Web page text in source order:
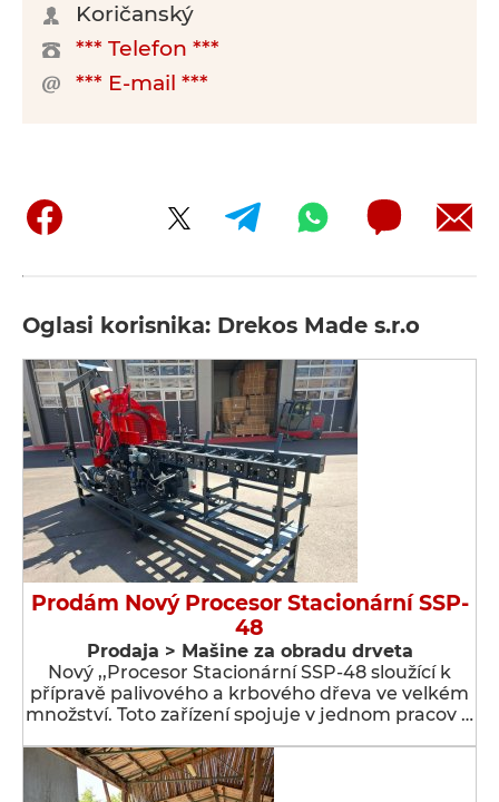
Koričanský
*** Telefon ***
*** E-mail ***
Oglasi korisnika: Drekos Made s.r.o
Prodám Nový Procesor Stacionární SSP-
48
Prodaja > Мašine za obradu drveta
Nový ,,Procesor Stacionární SSP-48 sloužící k
přípravě palivového a krbového dřeva ve velkém
množství. Toto zařízení spojuje v jednom pracov …